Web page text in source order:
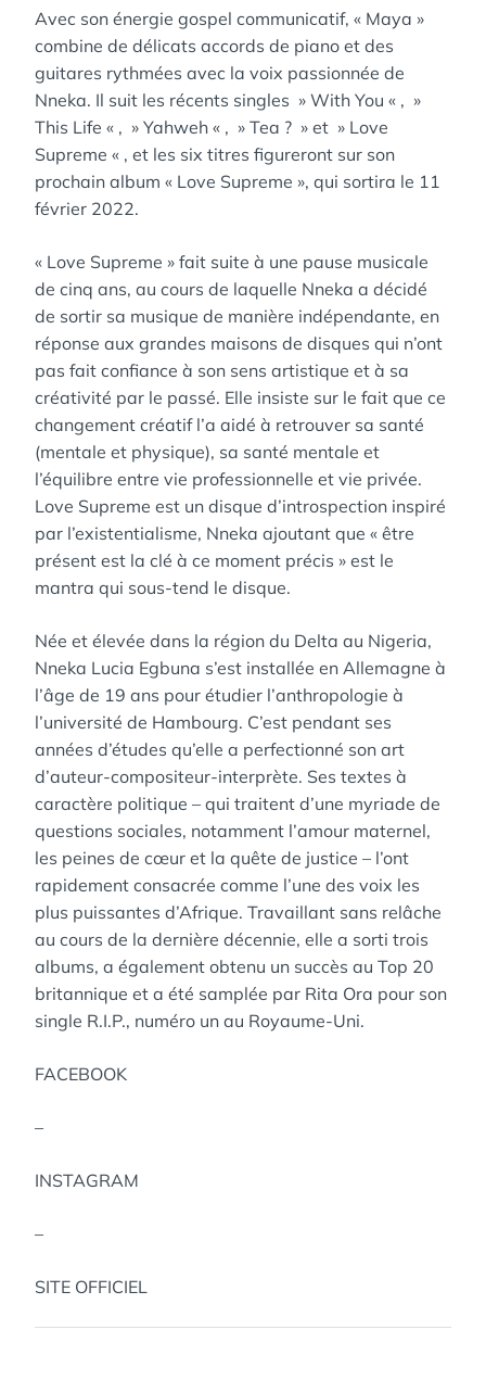
Avec son énergie gospel communicatif, « Maya »
combine de délicats accords de piano et des
guitares rythmées avec la voix passionnée de
Nneka. Il suit les récents singles » With You « , »
This Life « , » Yahweh « , » Tea ? » et » Love
Supreme « , et les six titres figureront sur son
prochain album « Love Supreme », qui sortira le 11
février 2022.
« Love Supreme » fait suite à une pause musicale
de cinq ans, au cours de laquelle Nneka a décidé
de sortir sa musique de manière indépendante, en
réponse aux grandes maisons de disques qui n’ont
pas fait confiance à son sens artistique et à sa
créativité par le passé. Elle insiste sur le fait que ce
changement créatif l’a aidé à retrouver sa santé
(mentale et physique), sa santé mentale et
l’équilibre entre vie professionnelle et vie privée.
Love Supreme est un disque d’introspection inspiré
par l’existentialisme, Nneka ajoutant que « être
présent est la clé à ce moment précis » est le
mantra qui sous-tend le disque.
Née et élevée dans la région du Delta au Nigeria,
Nneka Lucia Egbuna s’est installée en Allemagne à
l’âge de 19 ans pour étudier l’anthropologie à
l’université de Hambourg. C’est pendant ses
années d’études qu’elle a perfectionné son art
d’auteur-compositeur-interprète. Ses textes à
caractère politique – qui traitent d’une myriade de
questions sociales, notamment l’amour maternel,
les peines de cœur et la quête de justice – l’ont
rapidement consacrée comme l’une des voix les
plus puissantes d’Afrique. Travaillant sans relâche
au cours de la dernière décennie, elle a sorti trois
albums, a également obtenu un succès au Top 20
britannique et a été samplée par Rita Ora pour son
single R.I.P., numéro un au Royaume-Uni.
FACEBOOK
–
INSTAGRAM
–
SITE OFFICIEL